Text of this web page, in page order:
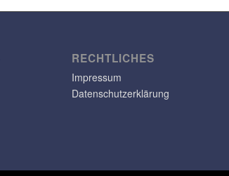
RECHT­LI­CHES
Impressum
Datenschutzerklärung